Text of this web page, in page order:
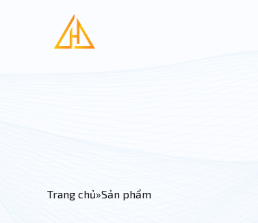
Bạn đang ở đây
Trang chủ»Sản phẩm